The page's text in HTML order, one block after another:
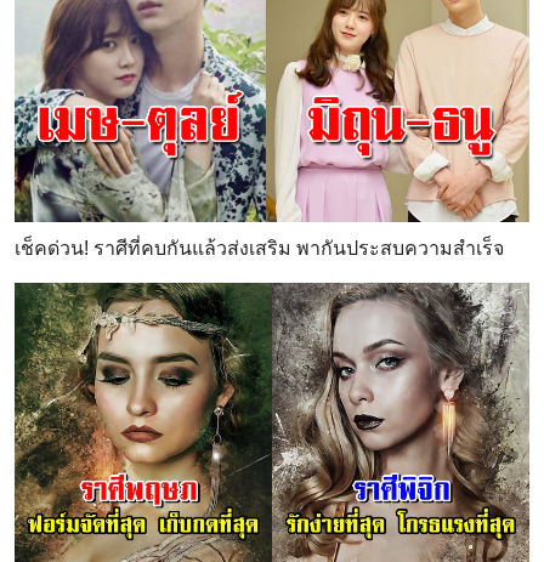
เช็คด่วน! ราศีที่คบกันแล้วส่งเสริม พากันประสบความสำเร็จ